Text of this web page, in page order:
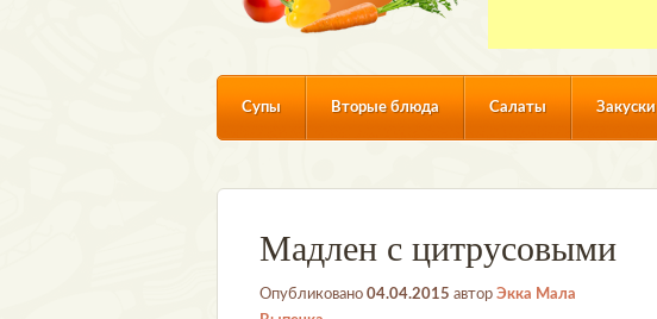
Супы Вторые блюда Салаты Закуски
Мадлен с цитрусовыми
Опубликовано 04.04.2015 автор Экка Мала